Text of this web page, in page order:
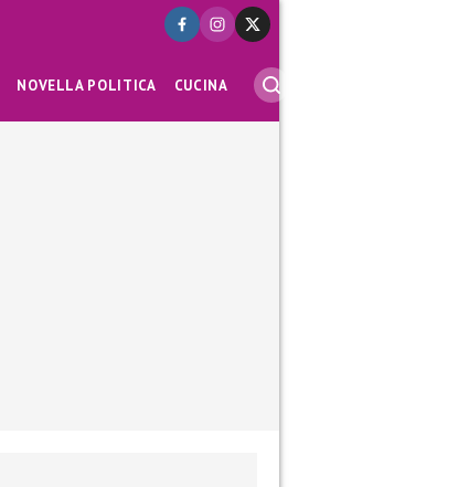
NOVELLA POLITICA CUCINA